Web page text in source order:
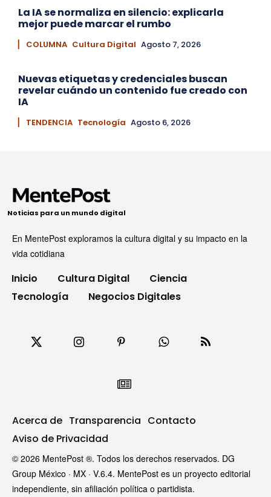
La IA se normaliza en silencio: explicarla
mejor puede marcar el rumbo
▏ COLUMNA Cultura Digital Agosto 7, 2026
Nuevas etiquetas y credenciales buscan
revelar cuándo un contenido fue creado con
IA
▏ TENDENCIA Tecnología Agosto 6, 2026
Noticias para un mundo digital
En MentePost exploramos la cultura digital y su impacto en la
vida cotidiana
Inicio Cultura Digital
Ciencia
Tecnología
Negocios Digitales
Acerca de Transparencia Contacto
Aviso de Privacidad
© 2026 MentePost ®. Todos los derechos reservados. DG
Group México · MX · V.6.4. MentePost es un proyecto editorial
independiente, sin afiliación política o partidista.